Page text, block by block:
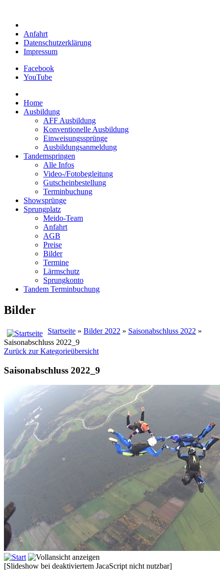
Anfahrt
Datenschutzerklärung
Impressum
Facebook
YouTube
Home
Ausbildung
AFF Ausbildung
Konventionelle Ausbildung
Einweisungssprünge
Ausbildungsanmeldung
Tandemspringen
Alle Infos
Video-/Fotobegleitung
Gutscheinbestellung
Terminbuchung
Showsprünge
Sprungplatz
Meido-Team
Anfahrt
AGB
Preise
Bilder
Termine
Lärmschutz
Sprungkonto
Tandem Terminbuchung
Bilder
Startseite » Bilder 2022 » Saisonabschluss 2022 »
Saisonabschluss 2022_9
Zurück zur Kategorieübersicht
Saisonabschluss 2022_9
[Slideshow bei deaktiviertem JacaScript nicht nutzbar]